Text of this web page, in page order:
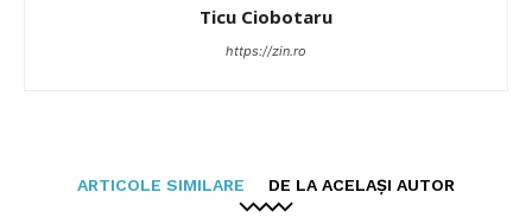
Ticu Ciobotaru
https://zin.ro
ARTICOLE SIMILARE DE LA ACELAȘI AUTOR